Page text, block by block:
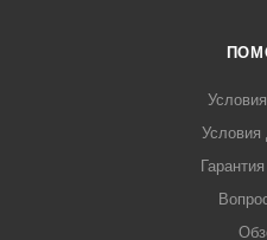
Условия